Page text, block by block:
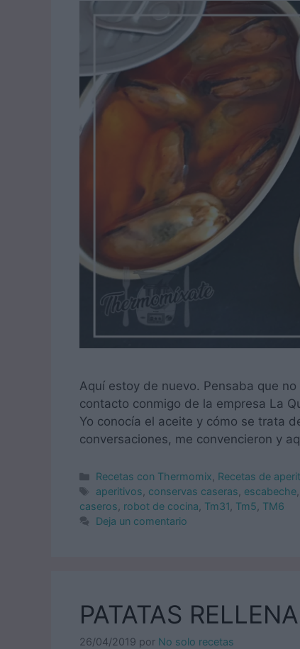
Aquí estoy de nuevo. Pensaba que
contacto conmigo de la empresa La
Yo conocía el aceite y cómo se trata
conversaciones, me convencieron y
Categorías
Recetas con Thermomix Recetas de
Etiquetas
aperitivos conservas caseras escabeche
caseros robot de cocina Tm31 Tm5 TM6
Deja un comentario
PATATAS
26/04/2019 por No solo recetas